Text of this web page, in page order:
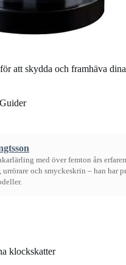
att skydda och framhäva dina
Guider
med över femton års
och smyckeskrin – han har
klockskatter